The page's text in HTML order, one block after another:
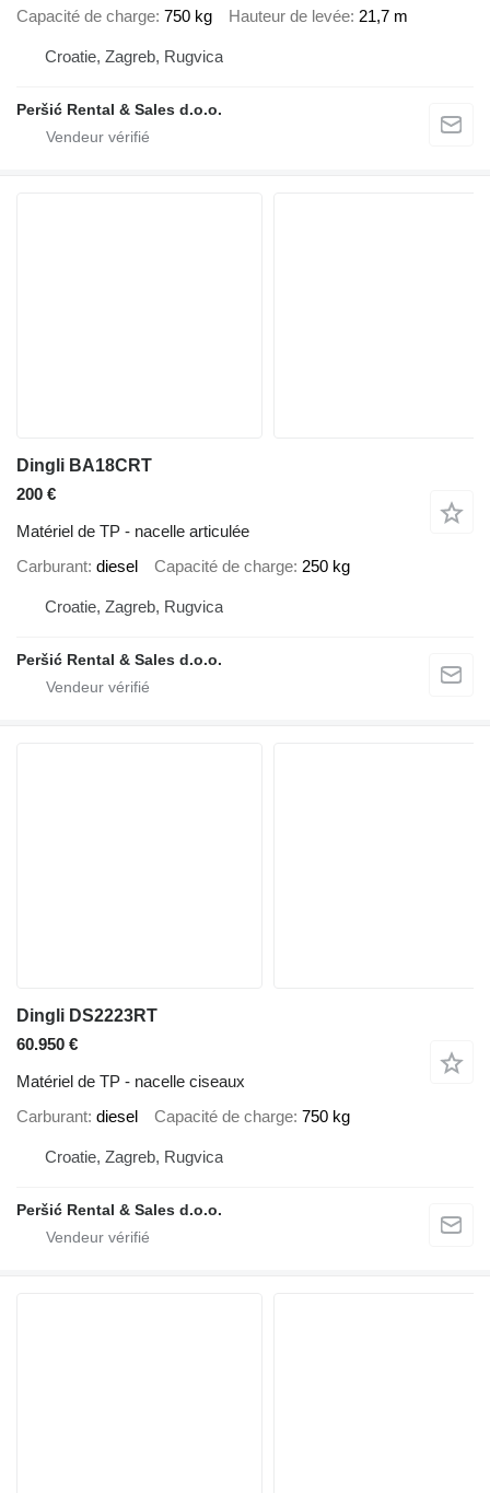
Capacité de charge 750 kg Hauteur de levée 21,7 m
Croatie, Zagreb, Rugvica
Peršić Rental & Sales d.o.o.
Dingli BA18CRT
200 €
Matériel de TP - nacelle articulée
Carburant diesel Capacité de charge 250 kg
Croatie, Zagreb, Rugvica
Peršić Rental & Sales d.o.o.
Dingli DS2223RT
60.950 €
Matériel de TP - nacelle ciseaux
Carburant diesel Capacité de charge 750 kg
Croatie, Zagreb, Rugvica
Peršić Rental & Sales d.o.o.